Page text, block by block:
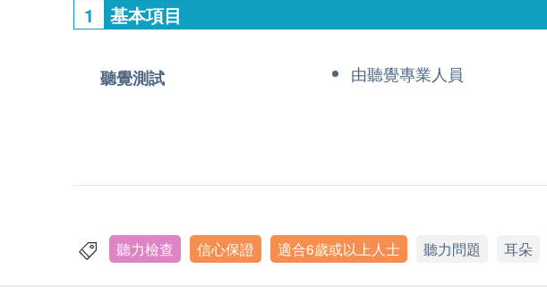
1 基本項目
聽覺測試 由聽覺專業人員
聽力檢查 信心保證 適合6歲或以上人士 聽力問題 耳朵